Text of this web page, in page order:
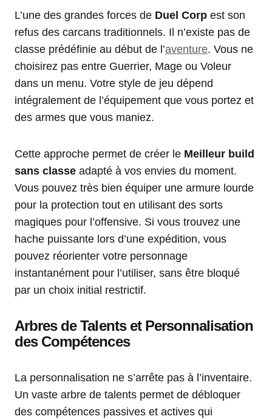
L’une des grandes forces de Duel Corp est son
refus des carcans traditionnels. Il n’existe pas de
classe prédéfinie au début de l’aventure. Vous ne
choisirez pas entre Guerrier, Mage ou Voleur
dans un menu. Votre style de jeu dépend
intégralement de l’équipement que vous portez et
des armes que vous maniez.
Cette approche permet de créer le Meilleur build
sans classe adapté à vos envies du moment.
Vous pouvez très bien équiper une armure lourde
pour la protection tout en utilisant des sorts
magiques pour l’offensive. Si vous trouvez une
hache puissante lors d’une expédition, vous
pouvez réorienter votre personnage
instantanément pour l’utiliser, sans être bloqué
par un choix initial restrictif.
Arbres de Talents et Personnalisation
des Compétences
La personnalisation ne s’arrête pas à l’inventaire.
Un vaste arbre de talents permet de débloquer
des compétences passives et actives qui